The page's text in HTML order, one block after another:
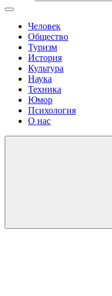
Человек
Общество
Туризм
История
Культура
Наука
Техника
Юмор
Психология
О нас